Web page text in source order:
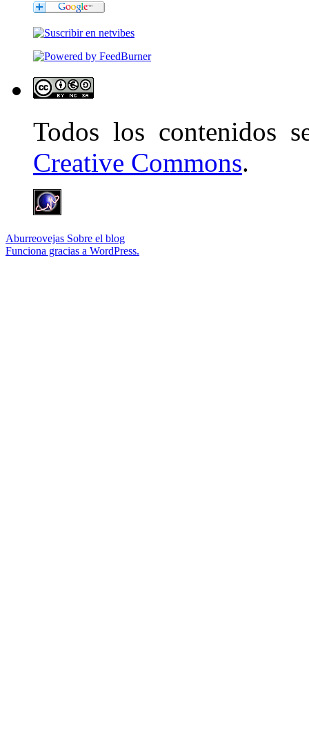
Todos los contenidos
Creative Commons.
Aburreovejas Sobre el blog
Funciona gracias a WordPress.